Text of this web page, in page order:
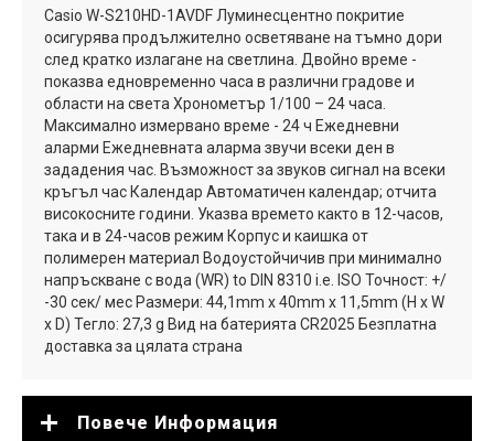
Casio W-S210HD-1AVDF Луминесцентно покритие
осигурява продължително осветяване на тъмно дори
след кратко излагане на светлина. Двойно време -
показва едновременно часа в различни градове и
области на света Хронометър 1/100 – 24 часа.
Максимално измервано време - 24 ч Eжедневни
аларми Ежедневната аларма звучи всеки ден в
зададения час. Възможност за звуков сигнал на всеки
кръгъл час Календар Автоматичен календар; отчита
високосните години. Указва времето както в 12-часов,
така и в 24-часов режим Корпус и каишка от
полимерен материал Водоустойчичив при минимално
напръскване с вода (WR) to DIN 8310 i.e. ISO Точност: +/
-30 сек/ мес Размери: 44,1mm x 40mm x 11,5mm (H x W
x D) Тегло: 27,3 g Вид на батерията CR2025 Безплатна
доставка за цялата страна
Повече Информация